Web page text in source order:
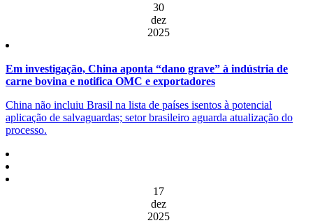
30
dez
2025
Em investigação, China aponta “dano grave” à indústria de
carne bovina e notifica OMC e exportadores
China não incluiu Brasil na lista de países isentos à potencial
aplicação de salvaguardas; setor brasileiro aguarda atualização do
processo.
17
dez
2025